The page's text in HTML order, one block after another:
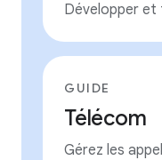
Développer et
GUIDE
Télécom
Gérez les